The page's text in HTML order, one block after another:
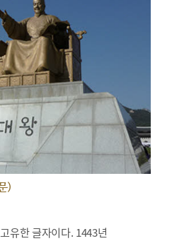
)
유한 글자이다. 1443년